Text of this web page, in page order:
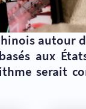
autour
aux
serait